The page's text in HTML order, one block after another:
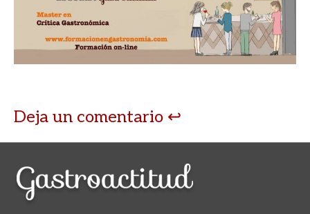
Deja un comentario